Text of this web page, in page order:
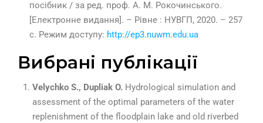
посібник / за ред. проф. А. М. Рокочинського.
[Електронне видання]. – Рівне : НУВГП, 2020. – 257
с. Режим доступу: http://ep3.nuwm.edu.ua
Вибрані публікації
Velychko S., Dupliak O. Hydrological simulation and
assessment of the optimal parameters of the water
replenishment of the floodplain lake and old riverbed